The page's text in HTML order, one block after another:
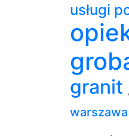
usługi
granit ,
warszawa